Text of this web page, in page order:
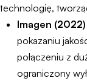
technologię,
Imagen (2022)
pokazaniu
połączeniu z
ograniczony